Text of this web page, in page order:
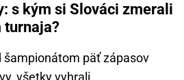
s kým si Slováci zmerali
turnaja?
šampionátom päť zápasov
všetky vyhrali.